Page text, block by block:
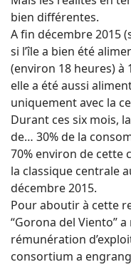
bien différentes.
A fin décembre 2015
si l’île a bien été
(environ 18 heures) à
elle a été aussi
uniquement avec la
Durant ces six mois,
de… 30% de la
70% environ de cette
la classique centrale
décembre 2015.
Pour aboutir à cette
“Gorona del Viento”
rémunération
consortium a